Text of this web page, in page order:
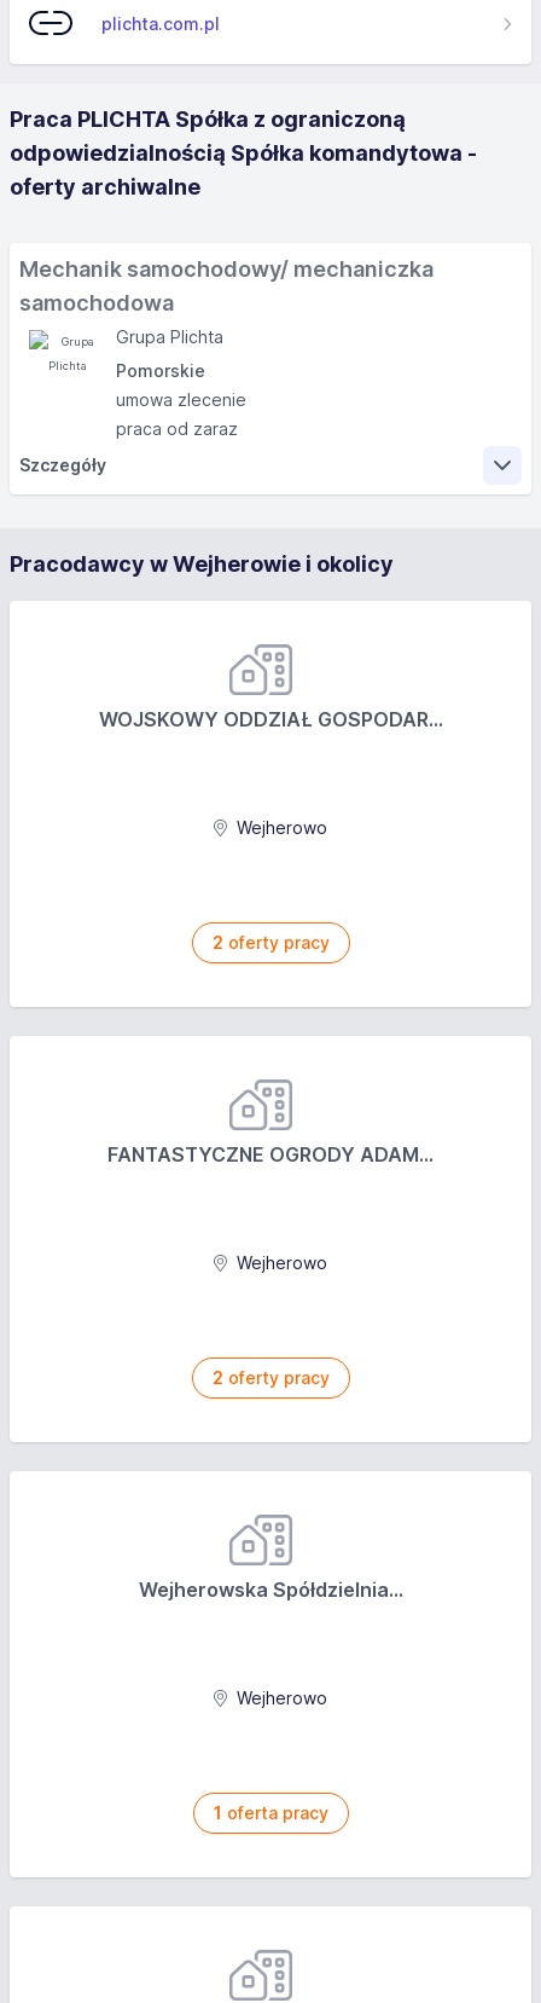
plichta.com.pl
Praca PLICHTA Spółka z ograniczoną
odpowiedzialnością Spółka komandytowa -
oferty archiwalne
Mechanik samochodowy/ mechaniczka
samochodowa
Grupa Plichta
Pomorskie
umowa zlecenie
praca od zaraz
Szczegóły
dbanie o ład i porządek w miejscu pracy
serwisu
bardzo dobra organizacja pracy
ważne prawo jazdy kategorii B
współpracę w Gdyni, Gdańsku lub Wejherowie
Pracodawcy w Wejherowie i okolicy
WOJSKOWY ODDZIAŁ GOSPODAR...
Wejherowo
2 oferty pracy
FANTASTYCZNE OGRODY ADAM...
Wejherowo
2 oferty pracy
Wejherowska Spółdzielnia...
Wejherowo
1 oferta pracy